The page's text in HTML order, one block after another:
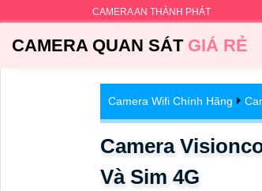
CAMERA AN THÀNH PHÁT
CAMERA QUAN SÁTGIÁ RẺ
Camera Wifi Chính Hãng
Camera
Và Sim 4G